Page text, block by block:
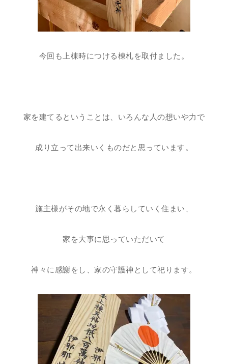
今回も上棟時につける棟札を取付ました。
家を建てるということは、いろんな人の想いや力で
成り立って出来いくものだと思っています。
施主様がその地で永く暮らしていく住まい、
家を大事に思っていただいて
神々に感謝をし、家の守護神として祀ります。